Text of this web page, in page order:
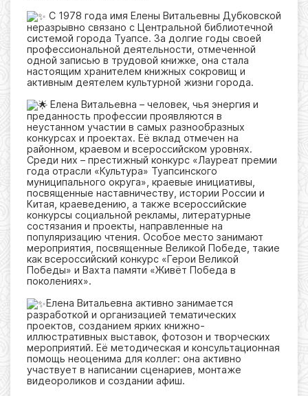
С 1978 года имя Елены Витальевны Дубковской
неразрывно связано с Центральной библиотечной
системой города Туапсе. За долгие годы своей
профессиональной деятельности, отмеченной
одной записью в трудовой книжке, она стала
настоящим хранителем книжных сокровищ и
активным деятелем культурной жизни города.
Елена Витальевна – человек, чья энергия и
преданность профессии проявляются в
неустанном участии в самых разнообразных
конкурсах и проектах. Её вклад отмечен на
районном, краевом и всероссийском уровнях.
Среди них – престижный конкурс «Лауреат премии
года отрасли «Культура» Туапсинского
муниципального округа», краевые инициативы,
посвященные наставничеству, истории России и
Китая, краеведению, а также всероссийские
конкурсы социальной рекламы, литературные
состязания и проекты, направленные на
популяризацию чтения. Особое место занимают
мероприятия, посвященные Великой Победе, такие
как всероссийский конкурс «Герои Великой
Победы» и Вахта памяти «Живёт Победа в
поколениях».
Елена Витальевна активно занимается
разработкой и организацией тематических
проектов, созданием ярких книжно-
иллюстративных выставок, фотозон и творческих
мероприятий. Её методическая и консультационная
помощь неоценима для коллег: она активно
участвует в написании сценариев, монтаже
видеороликов и создании афиш.